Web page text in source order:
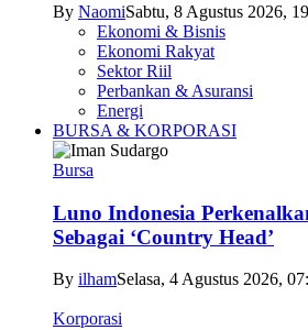
By NaomiSabtu, 8 Agustus 2026,
Ekonomi & Bisnis
Ekonomi Rakyat
Sektor Riil
Perbankan & Asuransi
Energi
BURSA & KORPORASI
Bursa
Luno Indonesia
Sebagai ‘Country Head’
By ilhamSelasa, 4 Agustus 2026,
Korporasi